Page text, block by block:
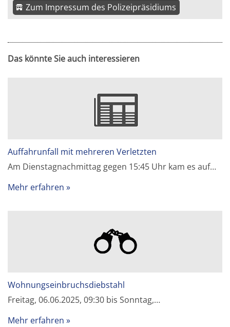
Zum Impressum des Polizeipräsidiums
Das könnte Sie auch interessieren
Auffahrunfall mit mehreren Verletzten
Am Dienstagnachmittag gegen 15:45 Uhr kam es auf…
Mehr erfahren
Wohnungseinbruchsdiebstahl
Freitag, 06.06.2025, 09:30 bis Sonntag,…
Mehr erfahren